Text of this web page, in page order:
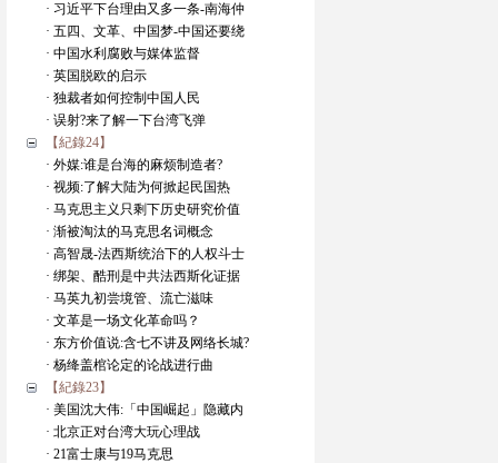
· 习近平下台理由又多一条-南海仲
· 五四、文革、中国梦-中国还要绕
· 中国水利腐败与媒体监督
· 英国脱欧的启示
· 独裁者如何控制中国人民
· 误射?来了解一下台湾飞弹
【紀錄24】
· 外媒:谁是台海的麻烦制造者?
· 视频:了解大陆为何掀起民国热
· 马克思主义只剩下历史研究价值
· 渐被淘汰的马克思名词概念
· 高智晟-法西斯统治下的人权斗士
· 绑架、酷刑是中共法西斯化证据
· 马英九初尝境管、流亡滋味
· 文革是一场文化革命吗？
· 东方价值说:含七不讲及网络长城?
· 杨绛盖棺论定的论战进行曲
【紀錄23】
· 美国沈大伟:「中国崛起」隐藏内
· 北京正对台湾大玩心理战
· 21富士康与19马克思